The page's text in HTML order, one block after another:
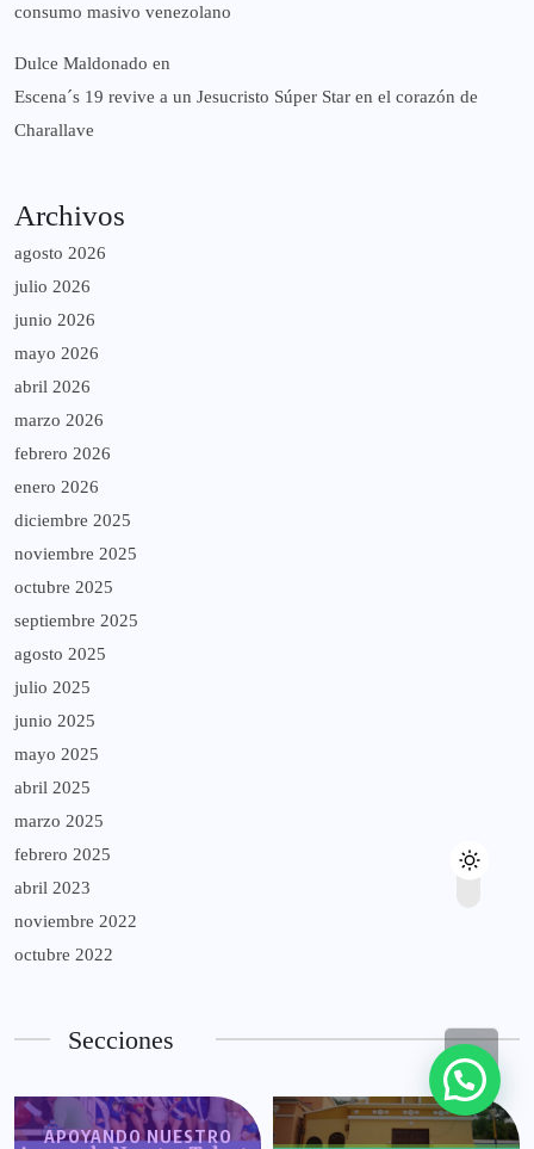
consumo masivo venezolano
Dulce Maldonado en
Escena´s 19 revive a un Jesucristo Súper Star en el corazón de
Charallave
Archivos
agosto 2026
julio 2026
junio 2026
mayo 2026
abril 2026
marzo 2026
febrero 2026
enero 2026
diciembre 2025
noviembre 2025
octubre 2025
septiembre 2025
agosto 2025
julio 2025
junio 2025
mayo 2025
abril 2025
marzo 2025
febrero 2025
abril 2023
noviembre 2022
octubre 2022
Secciones
APOYANDO NUESTRO